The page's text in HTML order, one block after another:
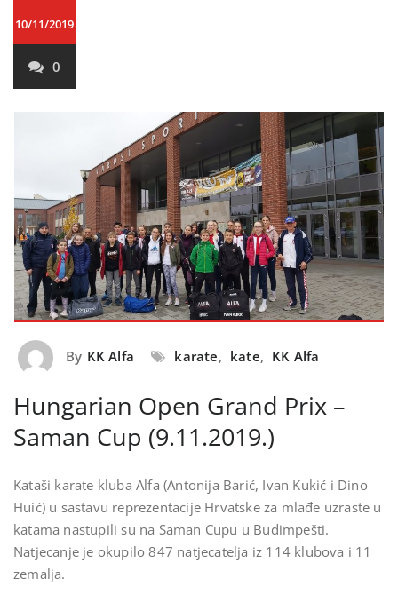
10/11/2019
0
By KK Alfa karate, kate, KK Alfa
Hungarian Open Grand Prix –
Saman Cup (9.11.2019.)
Kataši karate kluba Alfa (Antonija Barić, Ivan Kukić i Dino
Huić) u sastavu reprezentacije Hrvatske za mlađe uzraste u
katama nastupili su na Saman Cupu u Budimpešti.
Natjecanje je okupilo 847 natjecatelja iz 114 klubova i 11
zemalja.